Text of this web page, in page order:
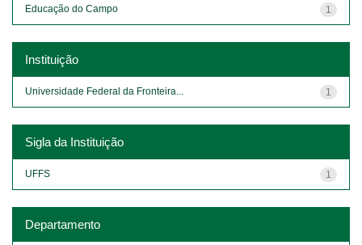
1
Educação do Campo
Instituição
1
Universidade Federal da Fronteira...
Sigla da Instituição
1
UFFS
Departamento